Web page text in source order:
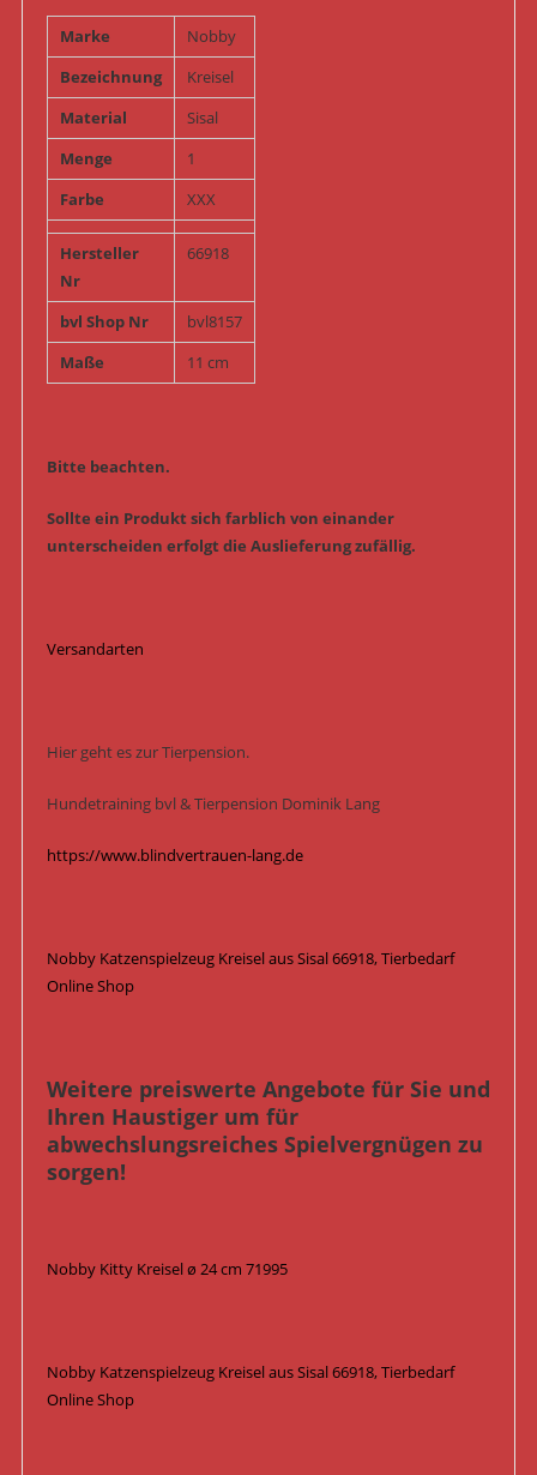
Marke
Nobby
Bezeichnung
Kreisel
Material
Sisal
Menge
1
Farbe
XXX
Hersteller
Nr
66918
bvl Shop Nr
bvl8157
Maße
11 cm
Bitte beachten.
Sollte ein Produkt sich farblich von einander
unterscheiden erfolgt die Auslieferung zufällig.
Versandarten
Hier geht es zur Tierpension.
Hundetraining bvl & Tierpension Dominik Lang
https://www.blindvertrauen-lang.de
Nobby Katzenspielzeug Kreisel aus Sisal 66918, Tierbedarf
Online Shop
Weitere preiswerte Angebote für Sie und
Ihren Haustiger um für
abwechslungsreiches Spielvergnügen zu
sorgen!
Nobby Kitty Kreisel ø 24 cm 71995
Nobby Katzenspielzeug Kreisel aus Sisal 66918, Tierbedarf
Online Shop